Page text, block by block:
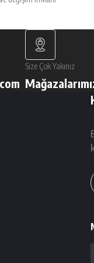
Size Çok Yakınız